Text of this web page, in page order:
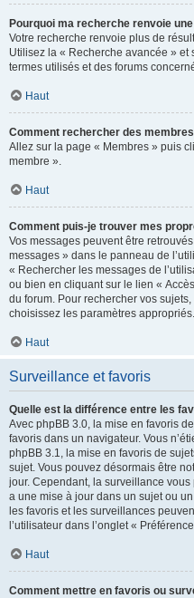
Pourquoi ma recherche renvoie
Votre recherche renvoie plus de
Utilisez la « Recherche avancée »
termes utilisés et des forums
Haut
Comment rechercher des
Allez sur la page « Membres » puis
membre ».
Haut
Comment puis-je trouver mes
Vos messages peuvent être
messages » dans le panneau de
« Rechercher les messages de
ou bien en cliquant sur le lien «
du forum. Pour rechercher vos
choisissez les paramètres appropriés.
Haut
Surveillance et favoris
Quelle est la différence entre les
Avec phpBB 3.0, la mise en favoris
favoris dans un navigateur. Vous
phpBB 3.1, la mise en favoris de
sujet. Vous pouvez désormais être
jour. Cependant, la surveillance vous
a une mise à jour dans un sujet ou
les favoris et les surveillances
l’utilisateur dans l’onglet «
Haut
Comment mettre en favoris ou